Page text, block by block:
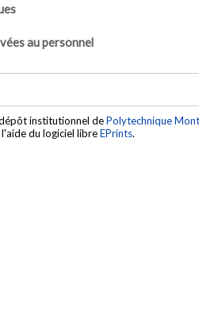
au personnel
institutionnel dePolytechnique
du logiciel libreEPrints.